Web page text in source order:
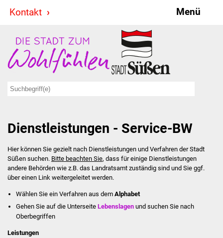
Kontakt Menü
Stadt & Politik
Bürgermeister
Ausschüsse
Ratsinformationssystem
Jugendbeirat
Summerrockfestival
Dienstleistungen - Service-BW
Hier können Sie gezielt nach Dienstleistungen und Verfahren der Stadt
Süßen suchen. Bitte beachten Sie, dass für einige Dienstleistungen
andere Behörden wie z.B. das Landratsamt zuständig sind und Sie ggf.
über einen Link weitergeleitet werden.
Wählen Sie ein Verfahren aus dem Alphabet
Gehen Sie auf die UnterseiteLebenslagen und suchen Sie nach
Oberbegriffen
Leistungen